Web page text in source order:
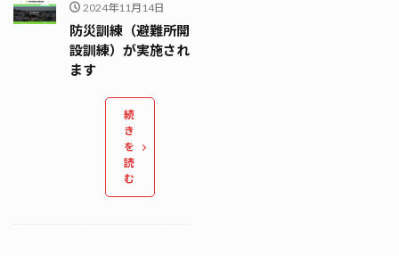
2024年11月14日
防災訓練（避難所開
設訓練）が実施され
ます
続
き
を
読
む